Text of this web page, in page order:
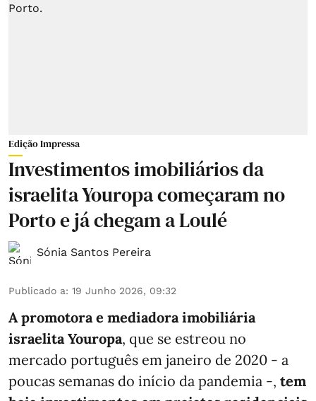
Edição Impressa
Investimentos imobiliários da
israelita Youropa começaram no
Porto e já chegam a Loulé
Sónia Santos Pereira
Publicado a: 19 Junho 2026, 09:32
A promotora e mediadora imobiliária
israelita Youropa, que se estreou no
mercado português em janeiro de 2020 - a
poucas semanas do início da pandemia -, tem